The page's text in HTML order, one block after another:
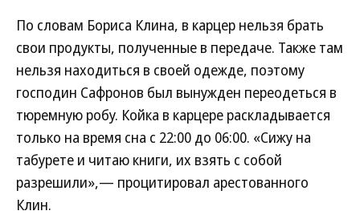
По словам Бориса Клина, в карцер нельзя брать
свои продукты, полученные в передаче. Также там
нельзя находиться в своей одежде, поэтому
господин Сафронов был вынужден переодеться в
тюремную робу. Койка в карцере раскладывается
только на время сна с 22:00 до 06:00. «Сижу на
табурете и читаю книги, их взять с собой
разрешили»,— процитировал арестованного
Клин.